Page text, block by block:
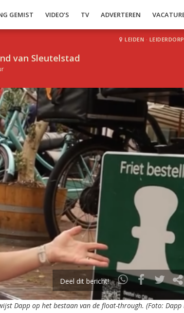
GEMIST VIDEO’S TV ADVERTEREN
van Sleutelstad
LEIDEN · LEIDERDORP
Deel dit bericht!
Dapp op het bestaan van de float-through. (Foto: